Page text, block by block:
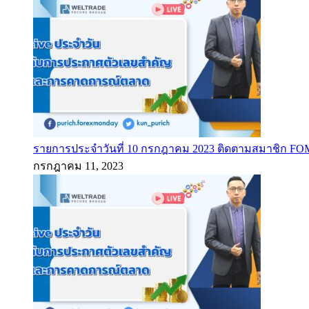
รายการประจำวันที่ 10 กรกฎาคม 2023 ติดตามสมาชิก
กรกฎาคม 11, 2023